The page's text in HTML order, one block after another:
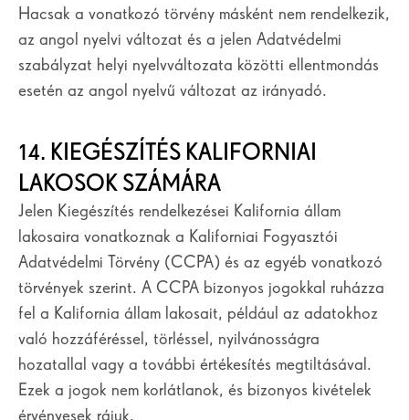
Hacsak a vonatkozó törvény másként nem rendelkezik,
az angol nyelvi változat és a jelen Adatvédelmi
szabályzat helyi nyelvváltozata közötti ellentmondás
esetén az angol nyelvű változat az irányadó.
14. KIEGÉSZÍTÉS KALIFORNIAI
LAKOSOK SZÁMÁRA
Jelen Kiegészítés rendelkezései Kalifornia állam
lakosaira vonatkoznak a Kaliforniai Fogyasztói
Adatvédelmi Törvény (CCPA) és az egyéb vonatkozó
törvények szerint. A CCPA bizonyos jogokkal ruházza
fel a Kalifornia állam lakosait, például az adatokhoz
való hozzáféréssel, törléssel, nyilvánosságra
hozatallal vagy a további értékesítés megtiltásával.
Ezek a jogok nem korlátlanok, és bizonyos kivételek
érvényesek rájuk.